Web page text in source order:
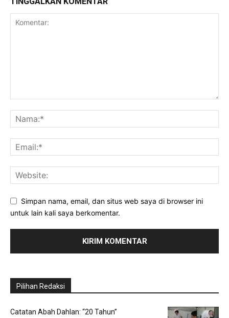
Simpan nama, email, dan situs web saya di browser ini
untuk lain kali saya berkomentar.
Pilihan Redaksi
Catatan Abah Dahlan: “20 Tahun”